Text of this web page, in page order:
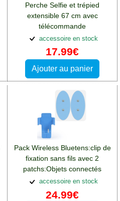
Perche Selfie et trépied
extensible 67 cm avec
télécommande
bluetooth:Objets connectés
Motorola Moto E32S
accessoire en stock
17.99€
Ajouter au panier
Pack Wireless Bluetens:clip de
fixation sans fils avec 2
patchs:Objets connectés
Motorola Moto E32S
accessoire en stock
24.99€